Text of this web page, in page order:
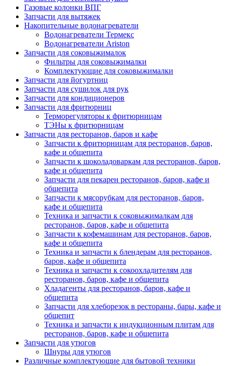
Газовые колонки ВПГ
Запчасти для вытяжек
Накопительные водонагреватели
Водонагреватели Термекс
Водонагреватели Ariston
Запчасти для соковыжималок
Фильтры для соковыжималки
Комплектующие для соковыжималки
Запчасти для йогуртниц
Запчасти для сушилок для рук
Запчасти для кондиционеров
Запчасти для фритюрниц
Терморегуляторы к фритюрницам
ТЭНы к фритюрницам
Запчасти для ресторанов, баров и кафе
Запчасти к фритюрницам для ресторанов, баров,
кафе и общепита
Запчасти к шоколадоваркам для ресторанов, баров,
кафе и общепита
Запчасти для пекарен ресторанов, баров, кафе и
общепита
Запчасти к мясорубкам для ресторанов, баров,
кафе и общепита
Техника и запчасти к соковыжималкам для
ресторанов, баров, кафе и общепита
Запчасти к кофемашинам для ресторанов, баров,
кафе и общепита
Техника и запчасти к блендерам для ресторанов,
баров, кафе и общепита
Техника и запчасти к сокоохладителям для
ресторанов, баров, кафе и общепита
Хладагенты для ресторанов, баров, кафе и
общепита
Запчасти для хлеборезок в рестораны, бары, кафе и
общепит
Техника и запчасти к индукционным плитам для
ресторанов, баров, кафе и общепита
Запчасти для утюгов
Шнуры для утюгов
Различные комплектующие для бытовой техники